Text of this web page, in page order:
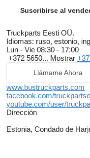
Suscribirse al
Truckparts Eesti OÜ.
Idiomas: ruso, estonio,
Lun - Vie 08:30 - 17:00
+372 5650... Mostrar
Llámame Ahora
www.bustruckparts.com
facebook.com/
youtube.com/user/
Dirección
Estonia, Condado de